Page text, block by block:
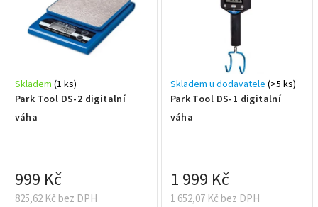
o
d
ů
Park Tool DS-2 digitalní
váha
Skladem (1 ks)
825,62 Kč bez DPH
999 Kč
Park Tool DS-1 digitalní
váha
Skladem u dodavatele (>5 ks)
1 652,07 Kč bez DPH
1 999 Kč